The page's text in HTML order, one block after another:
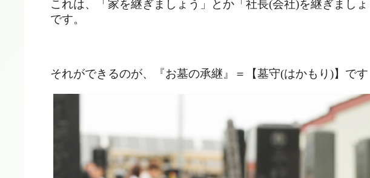
これは、「家を継ぎましょう」とか「社長(会社)を継ぎまし
です。
それができるのが、『お墓の承継』＝【墓守(はかもり)】です